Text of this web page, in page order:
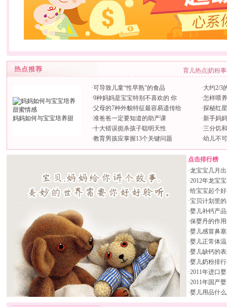
育儿热点 奶粉
妈妈如何与宝宝培养甜
·可导致儿童“性早熟”的食品
·9种妈妈是宝宝特别不喜欢的 你
·父母的7种外貌特征最容易遗传给
·准爸爸一定要知道的助产课
·十大错误扼杀孩子聪明天性
·教育男孩应掌握13个关键问题
·大约2/3
·怎样喂
·探秘红
·新手妈
·三分饥
·幼儿不
点击排行榜
·龙宝宝几月
·2012年龙宝
·给宝宝起个
·宝贝计划里
·婴儿补钙产
·保婴丹的作
·婴儿感冒鼻
·婴儿正常体
·婴儿缺钙的
·婴儿奶粉排
·2011年进口
·2011年国产
·婴儿用品什